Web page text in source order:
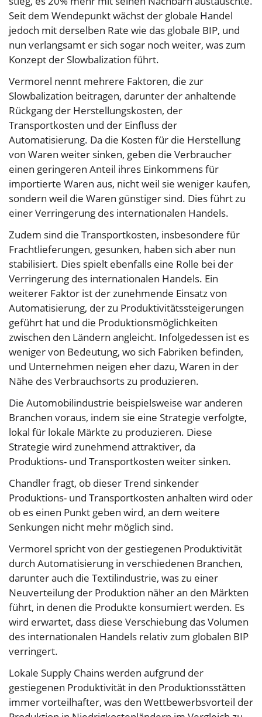
Seit dem Wendepunkt wächst der globale Handel
jedoch mit derselben Rate wie das globale BIP, und
nun verlangsamt er sich sogar noch weiter, was zum
Konzept der Slowbalization führt.
Vermorel nennt mehrere Faktoren, die zur
Slowbalization beitragen, darunter der anhaltende
Rückgang der Herstellungskosten, der
Transportkosten und der Einfluss der
Automatisierung. Da die Kosten für die Herstellung
von Waren weiter sinken, geben die Verbraucher
einen geringeren Anteil ihres Einkommens für
importierte Waren aus, nicht weil sie weniger kaufen,
sondern weil die Waren günstiger sind. Dies führt zu
einer Verringerung des internationalen Handels.
Zudem sind die Transportkosten, insbesondere für
Frachtlieferungen, gesunken, haben sich aber nun
stabilisiert. Dies spielt ebenfalls eine Rolle bei der
Verringerung des internationalen Handels. Ein
weiterer Faktor ist der zunehmende Einsatz von
Automatisierung, der zu Produktivitätssteigerungen
geführt hat und die Produktionsmöglichkeiten
zwischen den Ländern angleicht. Infolgedessen ist es
weniger von Bedeutung, wo sich Fabriken befinden,
und Unternehmen neigen eher dazu, Waren in der
Nähe des Verbrauchsorts zu produzieren.
Die Automobilindustrie beispielsweise war anderen
Branchen voraus, indem sie eine Strategie verfolgte,
lokal für lokale Märkte zu produzieren. Diese
Strategie wird zunehmend attraktiver, da
Produktions- und Transportkosten weiter sinken.
Chandler fragt, ob dieser Trend sinkender
Produktions- und Transportkosten anhalten wird oder
ob es einen Punkt geben wird, an dem weitere
Senkungen nicht mehr möglich sind.
Vermorel spricht von der gestiegenen Produktivität
durch Automatisierung in verschiedenen Branchen,
darunter auch die Textilindustrie, was zu einer
Neuverteilung der Produktion näher an den Märkten
führt, in denen die Produkte konsumiert werden. Es
wird erwartet, dass diese Verschiebung das Volumen
des internationalen Handels relativ zum globalen BIP
verringert.
Lokale Supply Chains werden aufgrund der
gestiegenen Produktivität in den Produktionsstätten
immer vorteilhafter, was den Wettbewerbsvorteil der